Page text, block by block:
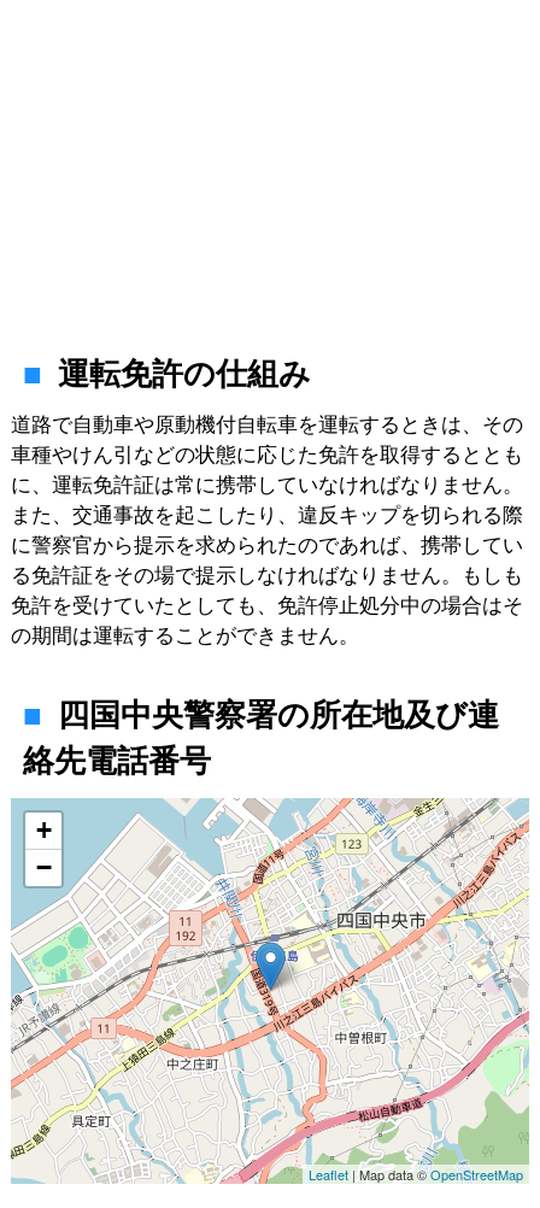
運転免許の仕組み
道路で自動車や原動機付自転車を運転するときは、その
車種やけん引などの状態に応じた免許を取得するととも
に、運転免許証は常に携帯していなければなりません。
また、交通事故を起こしたり、違反キップを切られる際
に警察官から提示を求められたのであれば、携帯してい
る免許証をその場で提示しなければなりません。もしも
免許を受けていたとしても、免許停止処分中の場合はそ
の期間は運転することができません。
四国中央警察署の所在地及び連
絡先電話番号
地図
+
−
Leaflet| Map data ©OpenStreetMap